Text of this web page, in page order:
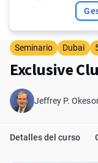
Seminario Dubai
Exclusive
Jeffrey P.
Detalles del curso